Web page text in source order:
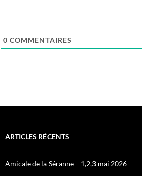
0 COMMENTAIRES
ARTICLES RÉCENTS
Amicale de la Séranne – 1,2,3 mai 2026